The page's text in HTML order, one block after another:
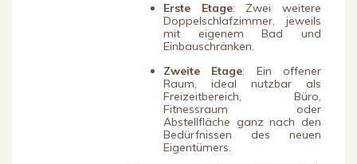
Erste Etage: Zwei weitere
Doppelschlafzimmer, jeweils
mit eigenem Bad und
Einbauschränken.
Zweite Etage: Ein offener
Raum, ideal nutzbar als
Freizeitbereich, Büro,
Fitnessraum oder
Abstellfläche ganz nach den
Bedürfnissen des neuen
Eigentümers.